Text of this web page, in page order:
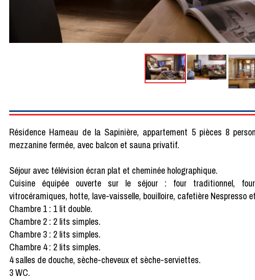
Résidence Hameau de la Sapinière, appartement 5 pièces 8
mezzanine fermée, avec balcon et sauna privatif.
Séjour avec télévision écran plat et cheminée holographique.
Cuisine équipée ouverte sur le séjour : four traditionnel,
vitrocéramiques, hotte, lave-vaisselle, bouilloire, cafetière Nespresso
Chambre 1 : 1 lit double.
Chambre 2 : 2 lits simples.
Chambre 3 : 2 lits simples.
Chambre 4 : 2 lits simples.
4 salles de douche, sèche-cheveux et sèche-serviettes.
3 WC.